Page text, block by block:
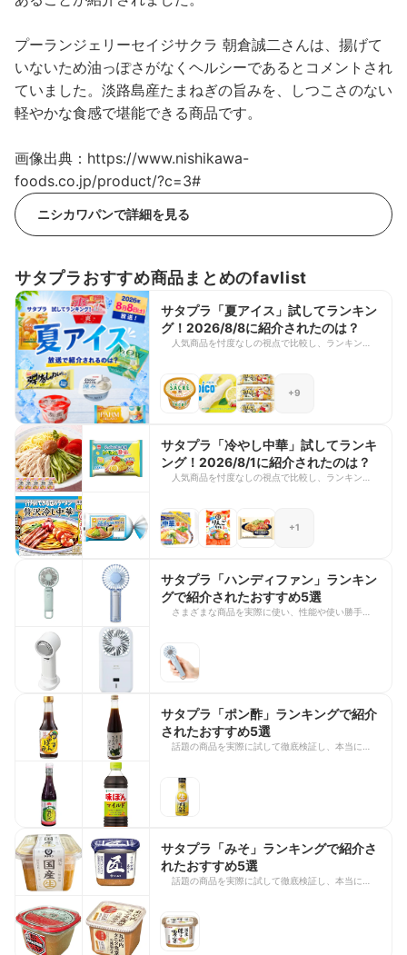
プーランジェリーセイジサクラ 朝倉誠二さんは、揚げて
いないため油っぽさがなくヘルシーであるとコメントされ
ていました。淡路島産たまねぎの旨みを、しつこさのない
軽やかな食感で堪能できる商品です。
画像出典：https://www.nishikawa-
foods.co.jp/product/?c=3#
ニシカワパンで詳細を見る
サタプラおすすめ商品まとめのfavlist
サタプラ「夏アイス」試してランキン
グ！2026/8/8に紹介されたのは？
人気商品を忖度なしの視点で比較し、ランキング形
の放送の「夏アイス」特集で紹介された商品をピッ
クアップしました！ 定番のアイスから、期間限
定・数量限定のアイスまで、12商品の評価やラン
す。この夏のイチオシのアイス選びや夏のおやつタ
イムのお供の参考に、ぜひ最後までチェックしてく
ださいね！
+9
サタプラ「冷やし中華」試してランキ
ング！2026/8/1に紹介されたのは？
人気商品を忖度なしの視点で比較し、ランキング形
は、「冷やし中華」を特集！この夏のメニューに取
り入れたい冷やし中華が徹底比較されました。 今
回は、番組で紹介された冷やし中華をご紹介しま
この暑さを乗り切るためのメニュー選びの参考に、
ぜひ最後までチェックしてくださいね！
+1
サタプラ「ハンディファン」ランキン
グで紹介されたおすすめ5選
さまざまな商品を実際に使い、性能や使い勝手を忖
月28日放送の「ハンディファン」特集で上位にラ
ンクインした5商品をご紹介します！ 風の強さはも
ちろん、バッテリーの持続時間や機能性、持ち運び
勤・通学で活躍する1台を探している方は、ぜひ最
後までチェックして、お気に入りのハンディファン
を見つけてみてくださいね。
サタプラ「ポン酢」ランキングで紹介
されたおすすめ5選
話題の商品を実際に試して徹底検証し、本当におす
キング」。 今回は、2025年11月22日放送の『サタ
デープラス』で高評価を獲得したおすすめポン酢を
ご紹介します。定番の鍋料理はもちろん、サラダや
の中から、味わいやバランスに優れた商品がランク
インしました。毎日の食卓をよりおいしくしてくれ
る一本を探している方は、ぜひ参考にしてみてくだ
さいね。
サタプラ「みそ」ランキングで紹介さ
れたおすすめ5選
話題の商品を実際に試して徹底検証し、本当におす
キング」。 今回は、2025年9月6日に過去放送され
た「みそ」ランキングでコストパフォーマンスや
味、全体のバランスなどを細かく検証し、一流料理